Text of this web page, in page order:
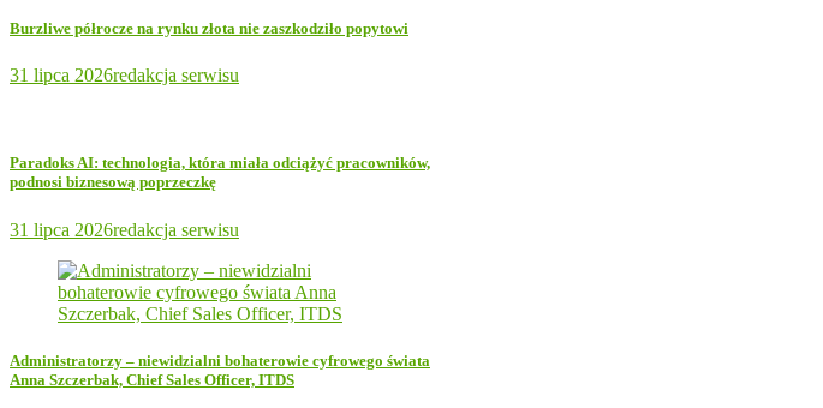
Burzliwe półrocze na rynku złota nie zaszkodziło popytowi
31 lipca 2026redakcja serwisu
Paradoks AI: technologia, która miała odciążyć pracowników,
podnosi biznesową poprzeczkę
31 lipca 2026redakcja serwisu
Administratorzy – niewidzialni bohaterowie cyfrowego świata
Anna Szczerbak, Chief Sales Officer, ITDS